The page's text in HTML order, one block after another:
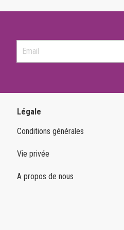
Légale
Conditions générales
Vie privée
A propos de nous